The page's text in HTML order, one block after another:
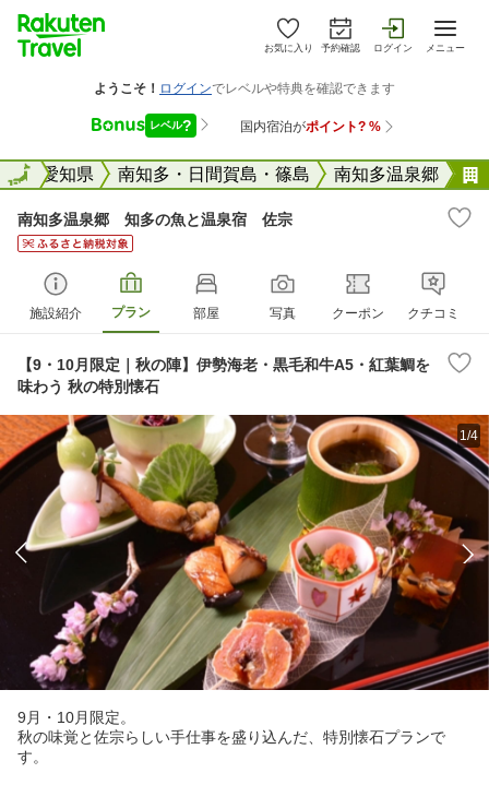
お気に入り 予約確認 ログイン メニュー
全国愛知県 南知多・日間賀島・篠島 南知多温泉郷
全国
南知多温泉郷 知多の魚と温泉宿 佐宗
施設紹介 プラン 部屋 写真 クーポン クチコミ
【9・10月限定｜秋の陣】伊勢海老・黒毛和牛A5・紅葉鯛を
味わう 秋の特別懐石
1/4
9月・10月限定。
秋の味覚と佐宗らしい手仕事を盛り込んだ、特別懐石プランで
す。